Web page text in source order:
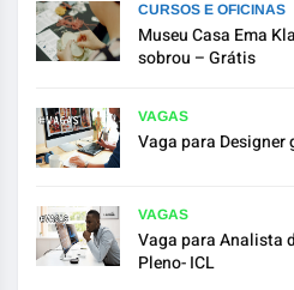
CURSOS E OFICINAS
Museu Casa Ema
sobrou – Grátis
VAGAS
Vaga para
VAGAS
Vaga para Analista
Pleno- ICL